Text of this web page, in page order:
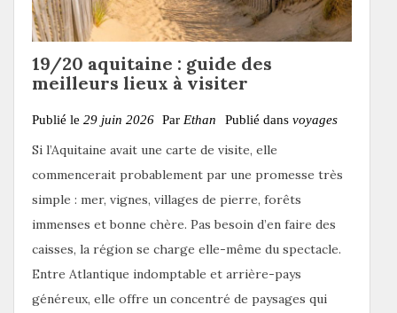
19/20 aquitaine : guide des
meilleurs lieux à visiter
Publié le 29 juin 2026 Par Ethan Publié dans voyages
Si l’Aquitaine avait une carte de visite, elle
commencerait probablement par une promesse très
simple : mer, vignes, villages de pierre, forêts
immenses et bonne chère. Pas besoin d’en faire des
caisses, la région se charge elle-même du spectacle.
Entre Atlantique indomptable et arrière-pays
généreux, elle offre un concentré de paysages qui